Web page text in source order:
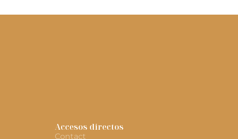
Accesos directos
Contact